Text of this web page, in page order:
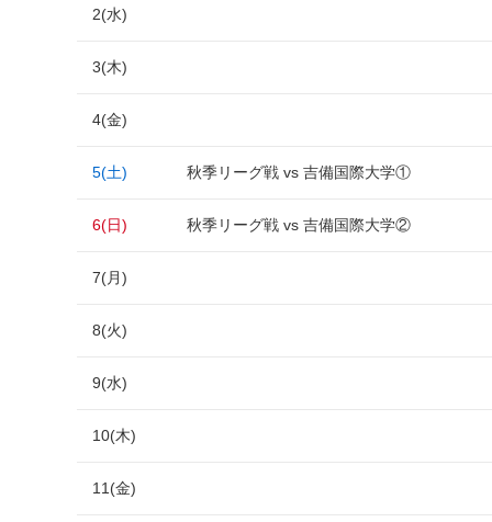
2(水)
3(木)
4(金)
5(土) 秋季リーグ戦 vs 吉備国際大学①
6(日) 秋季リーグ戦 vs 吉備国際大学②
7(月)
8(火)
9(水)
10(木)
11(金)